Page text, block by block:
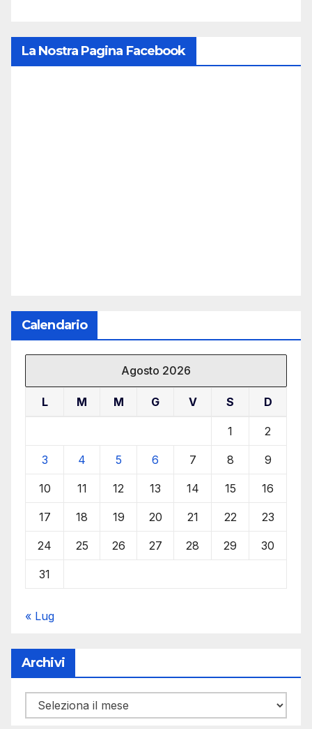
La Nostra Pagina Facebook
Calendario
Agosto 2026
L M M G V S D
1 2
3 4 5 6 7 8 9
10 11 12 13 14 15 16
17 18 19 20 21 22 23
24 25 26 27 28 29 30
31
« Lug
Archivi
Archivi